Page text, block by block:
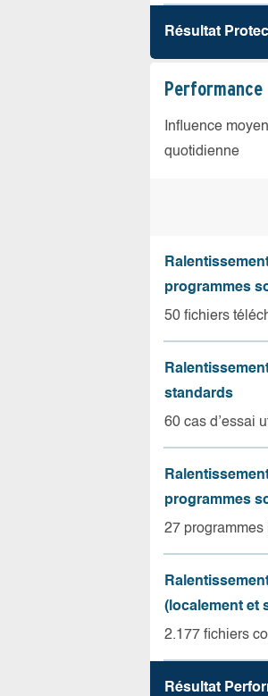
Résultat
Performance
Influence
quotidienne
programmes
50 fichiers
standards
60 cas d’essai
programmes
27 programmes
(localement et
2.177 fichiers
Résultat